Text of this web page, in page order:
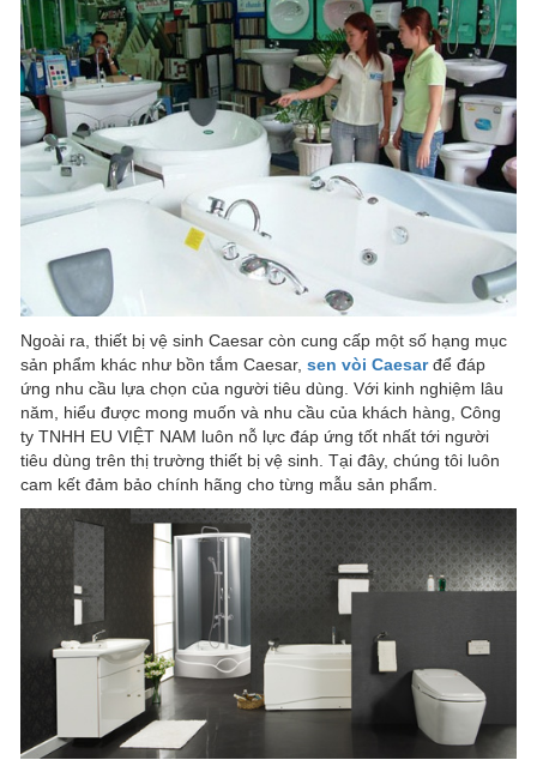
Ngoài ra, thiết bị vệ sinh Caesar còn cung cấp một số hạng mục
sản phẩm khác như bồn tắm Caesar, sen vòi Caesarđể đáp
ứng nhu cầu lựa chọn của người tiêu dùng. Với kinh nghiệm lâu
năm, hiểu được mong muốn và nhu cầu của khách hàng, Công
ty TNHH EU VIỆT NAM luôn nỗ lực đáp ứng tốt nhất tới người
tiêu dùng trên thị trường thiết bị vệ sinh. Tại đây, chúng tôi luôn
cam kết đảm bảo chính hãng cho từng mẫu sản phẩm.